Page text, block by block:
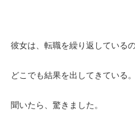
彼女は、転職を繰り返しているの
どこでも結果を出してきている。
聞いたら、驚きました。